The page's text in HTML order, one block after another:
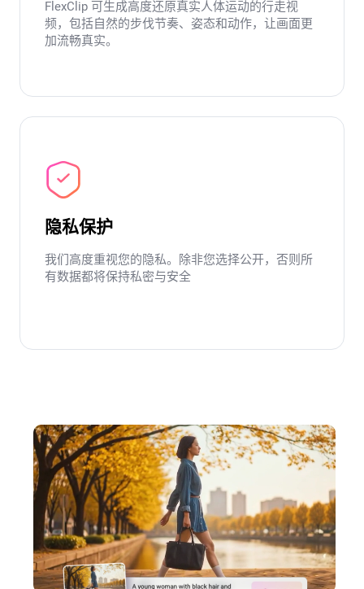
FlexClip 可生成高度还原真实人体运动的行走视
频，包括自然的步伐节奏、姿态和动作，让画面更
加流畅真实。
隐私保护
我们高度重视您的隐私。除非您选择公开，否则所
有数据都将保持私密与安全